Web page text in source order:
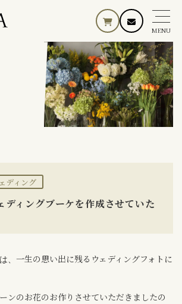
MENU
ディング
ディングブーケを作成させていた
、 一生の思い出に残るウェディングフォトに
ンのお花のお作りさせていただきましたの